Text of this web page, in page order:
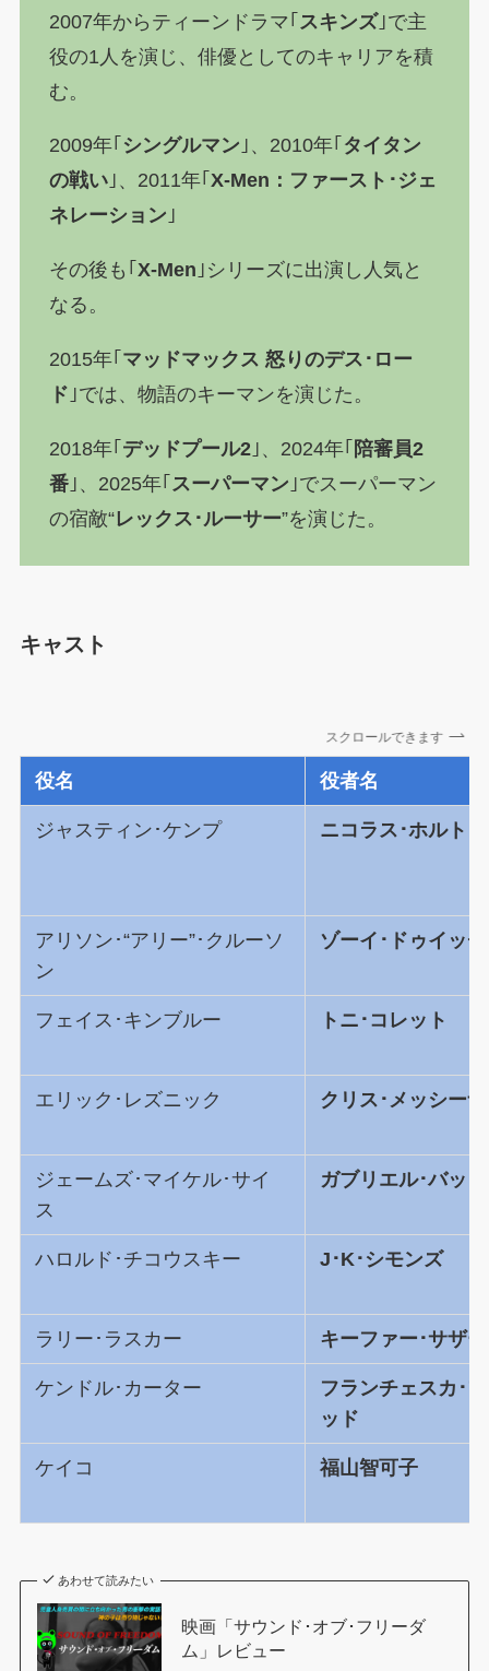
2007年からティーンドラマ｢ スキンズ｣で主
役の1人を演じ、俳優としてのキャリアを積
む。
2009年｢ シングルマン ｣、2010年｢ タイタン
の戦い｣、2011年｢ X-Men：ファースト･ジェ
ネレーション ｣
その後も｢ X-Men ｣シリーズに出演し人気と
なる。
2015年｢ マッドマックス 怒りのデス･ロー
ド ｣では、物語のキーマンを演じた。
2018年｢ デッドプール2｣、2024年｢ 陪審員2
番｣、2025年｢ スーパーマン ｣でスーパーマン
の宿敵“レックス･ルーサー”を演じた。
キャスト
スクロールできます
役名 役者名
ジャスティン･ケンプ ニコラス･ホルト
アリソン･“アリー”･クルーソ
ン
ゾーイ･ドゥイッチ
フェイス･キンブルー トニ･コレット
エリック･レズニック クリス･メッシーナ
ジェームズ･マイケル･サイ
ス
ガブリエル･バッソ
ハロルド･チコウスキー J･K･シモンズ
ラリー･ラスカー キーファー･サザ
ケンドル･カーター
フランチェスカ･
ッド
ケイコ 福山智可子
あわせて読みたい
映画「サウンド･オブ･フリーダ
ム」レビュー